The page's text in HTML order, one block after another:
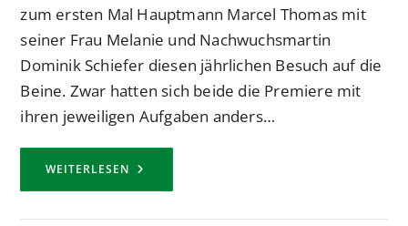
zum ersten Mal Hauptmann Marcel Thomas mit
seiner Frau Melanie und Nachwuchsmartin
Dominik Schiefer diesen jährlichen Besuch auf die
Beine. Zwar hatten sich beide die Premiere mit
ihren jeweiligen Aufgaben anders…
WEITERLESEN ST.
IN
KINDERKLINIK